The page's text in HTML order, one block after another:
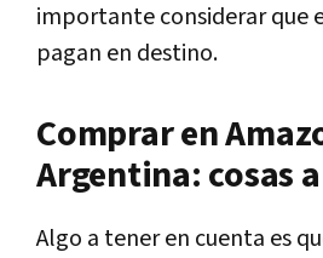
importante considerar que
pagan en destino.
Comprar en
Argentina: cosas
Algo a tener en cuenta es